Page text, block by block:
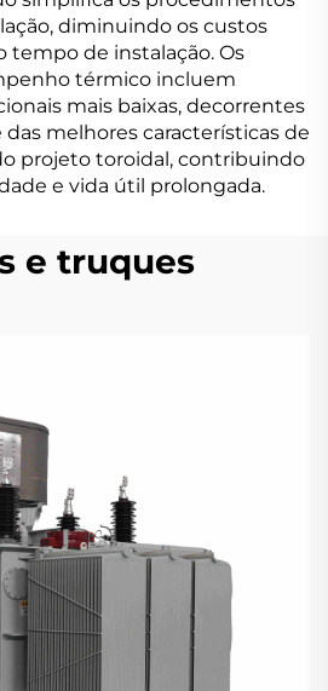
diminuindo os custos
tempo de instalação. Os
térmico incluem
mais baixas, decorrentes
melhores características de
projeto toroidal, contribuindo
e vida útil prolongada.
e truques